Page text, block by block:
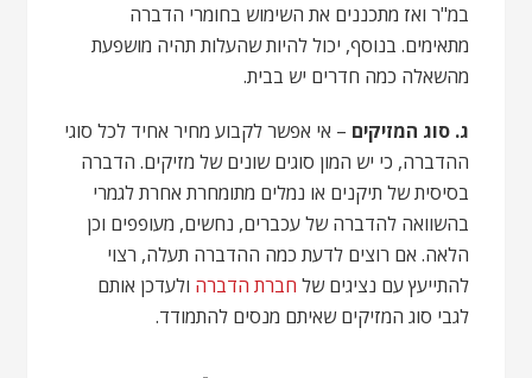
במ"ר ואז מתכננים את השימוש בחומרי הדברה
מתאימים. בנוסף, יכול להיות שהעלות תהיה מושפעת
מהשאלה כמה חדרים יש בבית.
ג. סוג המזיקים – אי אפשר לקבוע מחיר אחיד לכל סוגי
ההדברה, כי יש המון סוגים שונים של מזיקים. הדברה
בסיסית של תיקנים או נמלים מתומחרת אחרת לגמרי
בהשוואה להדברה של עכברים, נחשים, מעופפים וכן
הלאה. אם רוצים לדעת כמה ההדברה תעלה, רצוי
להתייעץ עם נציגים של חברת הדברה ולעדכן אותם
לגבי סוג המזיקים שאיתם מנסים להתמודד.